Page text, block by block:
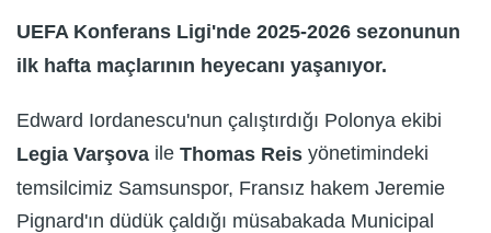
UEFA Konferans Ligi'nde 2025-2026 sezonunun
ilk hafta maçlarının heyecanı yaşanıyor.
Edward Iordanescu'nun çalıştırdığı Polonya ekibi
Legia Varşova ile Thomas Reis yönetimindeki
temsilcimiz Samsunspor, Fransız hakem Jeremie
Pignard'ın düdük çaldığı müsabakada Municipal